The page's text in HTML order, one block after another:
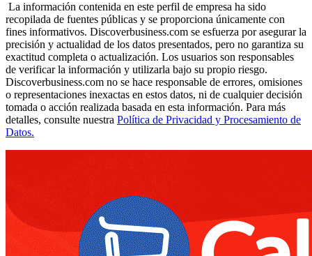
La información contenida en este perfil de empresa ha sido
recopilada de fuentes públicas y se proporciona únicamente con
fines informativos. Discoverbusiness.com se esfuerza por asegurar la
precisión y actualidad de los datos presentados, pero no garantiza su
exactitud completa o actualización. Los usuarios son responsables
de verificar la información y utilizarla bajo su propio riesgo.
Discoverbusiness.com no se hace responsable de errores, omisiones
o representaciones inexactas en estos datos, ni de cualquier decisión
tomada o acción realizada basada en esta información. Para más
detalles, consulte nuestra Política de Privacidad y Procesamiento de
Datos.